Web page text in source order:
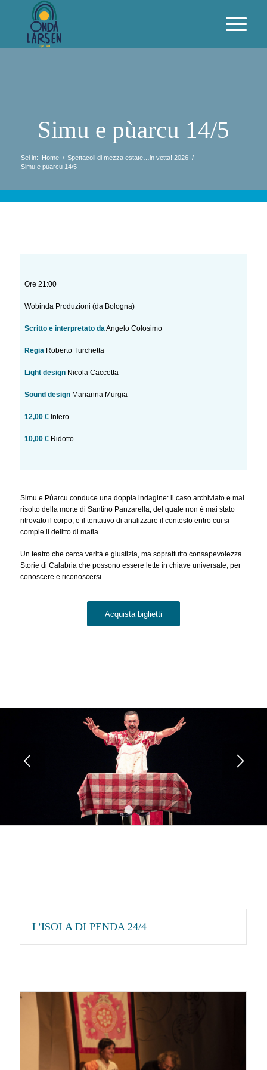
Simu e pùarcu 14/5
Sei in: Home / Spettacoli di mezza estate…in vetta! 2026 /
Simu e pùarcu 14/5
Ore 21:00
Wobinda Produzioni (da Bologna)
Scritto e interpretato daAngelo Colosimo
Regia Roberto Turchetta
Light design Nicola Caccetta
Sound design Marianna Murgia
12,00 € Intero
10,00 € Ridotto
Simu e Pùarcu conduce una doppia indagine: il caso archiviato e mai
risolto della morte di Santino Panzarella, del quale non è mai stato
ritrovato il corpo, e il tentativo di analizzare il contesto entro cui si
compie il delitto di mafia.
Un teatro che cerca verità e giustizia, ma soprattutto consapevolezza.
Storie di Calabria che possono essere lette in chiave universale, per
conoscere e riconoscersi.
Acquista biglietti
1
L’ISOLA DI PENDA 24/4